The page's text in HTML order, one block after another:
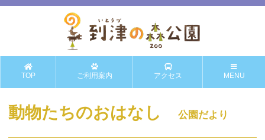
TOP ご利用案内 アクセス MENU
動物たちのおはなし 公園だより